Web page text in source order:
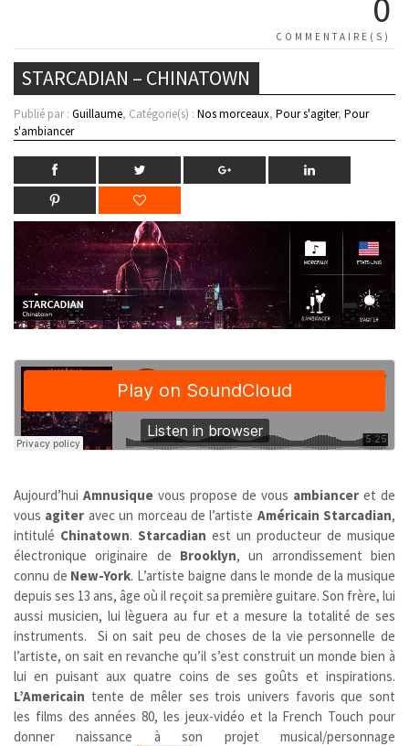
0
COMMENTAIRE(S)
STARCADIAN – CHINATOWN
Publié par : Guillaume, Catégorie(s) : Nos morceaux, Pour s'agiter, Pour
s'ambiancer
Aujourd’hui Amnusique vous propose de vous ambiancer et de
vous agiter avec un morceau de l’artiste Américain Starcadian,
intitulé Chinatown. Starcadian est un producteur de musique
électronique originaire de Brooklyn, un arrondissement bien
connu de New-York. L’artiste baigne dans le monde de la musique
depuis ses 13 ans, âge où il reçoit sa première guitare. Son frère, lui
aussi musicien, lui lèguera au fur et a mesure la totalité de ses
instruments. Si on sait peu de choses de la vie personnelle de
l’artiste, on sait en revanche qu’il s’est construit un monde bien à
lui en puisant aux quatre coins de ses goûts et inspirations.
L’Americain tente de mêler ses trois univers favoris que sont
les films des années 80, les jeux-vidéo et la French Touch pour
donner naissance à son projet musical/personnage